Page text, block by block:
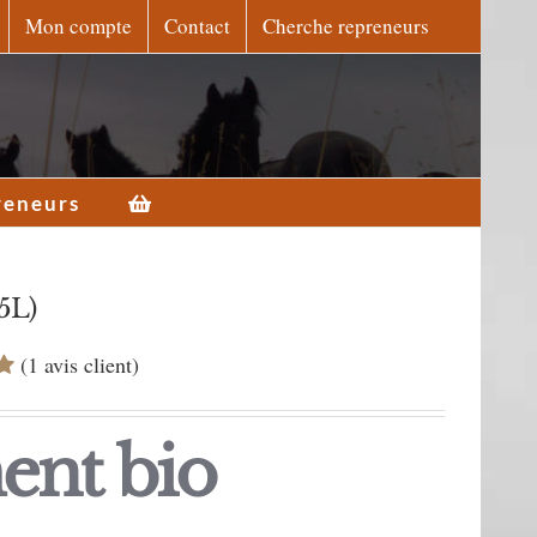
Mon compte Contact Cherche repreneurs
(1 avis client)
bio